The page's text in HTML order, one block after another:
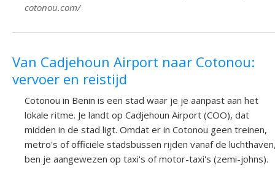
cotonou.com/
Van Cadjehoun Airport naar Cotonou:
vervoer en reistijd
Cotonou in Benin is een stad waar je je aanpast aan het
lokale ritme. Je landt op Cadjehoun Airport (COO), dat
midden in de stad ligt. Omdat er in Cotonou geen treinen,
metro's of officiële stadsbussen rijden vanaf de
ben je aangewezen op taxi's of motor-taxi's (zemi-johns).